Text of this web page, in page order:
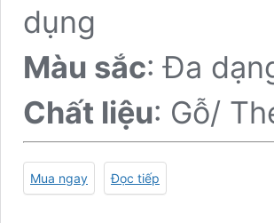
dụng
Màu sắc: Đa
Chất liệu: Gỗ/
Mua ngay Đọc tiếp